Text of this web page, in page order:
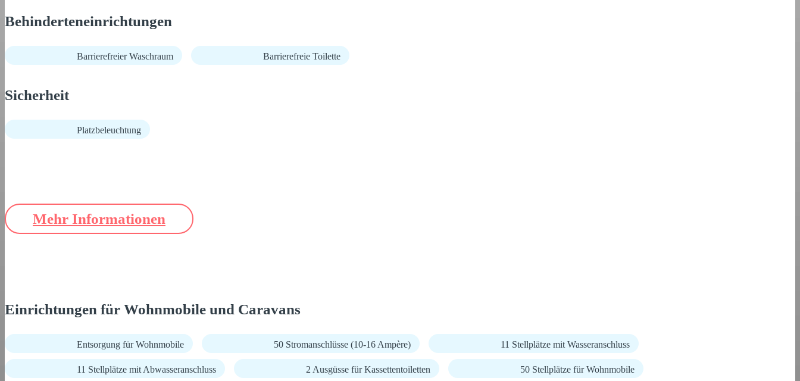
Behinderteneinrichtungen
Barrierefreier Waschraum Barrierefreie Toilette
Sicherheit
Platzbeleuchtung
Mehr Informationen
Einrichtungen für Wohnmobile und Caravans
Entsorgung für Wohnmobile 50 Stromanschlüsse (10-16 Ampère) 11 Stellplätze mit Wasseranschluss
11 Stellplätze mit Abwasseranschluss 2 Ausgüsse für Kassettentoiletten 50 Stellplätze für Wohnmobile